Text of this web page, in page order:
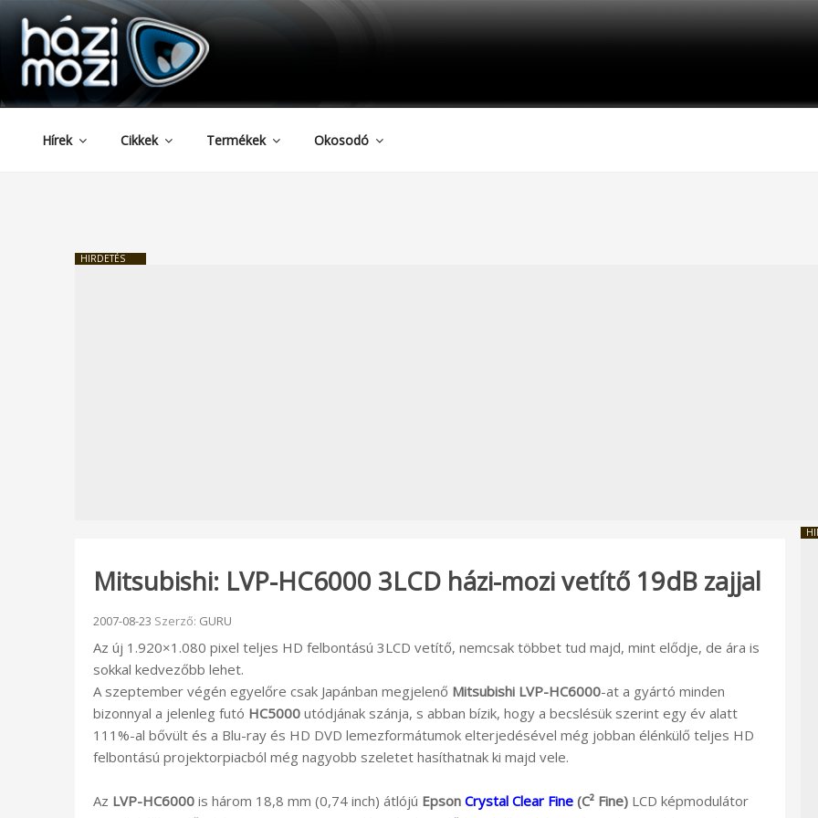
Tartalomhoz
HAZIMOZI
Hírek Cikkek Termékek Okosodó
HIRDETÉS
Mitsubishi: LVP-HC6000 3LCD házi-mozi vetítő 19dB zajjal
Beküldve:
2007-08-23 Szerző: GURU
Az új 1.920×1.080 pixel teljes HD felbontású 3LCD vetítő, nemcsak többet tud majd, mint elődje, de ára is
sokkal kedvezőbb lehet.
A szeptember végén egyelőre csak Japánban megjelenő Mitsubishi LVP-HC6000-at a gyártó minden
bizonnyal a jelenleg futó HC5000 utódjának szánja, s abban bízik, hogy a becslésük szerint egy év alatt
111%-al bővült és a Blu-ray és HD DVD lemezformátumok elterjedésével még jobban élénkülő teljes HD
felbontású projektorpiacból még nagyobb szeletet hasíthatnak ki majd vele.
Az LVP-HC6000 is három 18,8 mm (0,74 inch) átlójú Epson Crystal Clear Fine (C² Fine) LCD képmodulátor